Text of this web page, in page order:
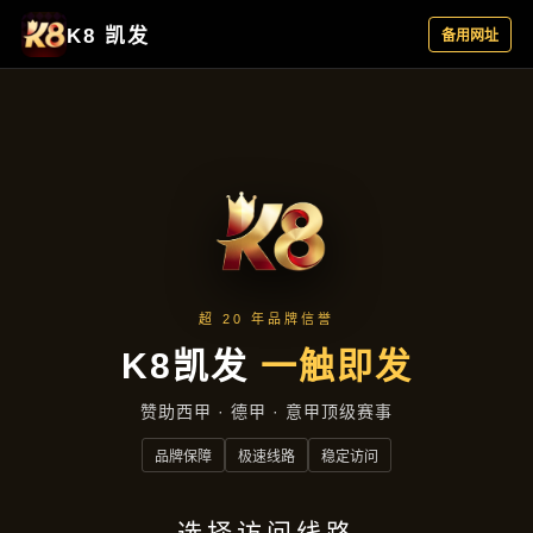
成效展示
首页 成效展示